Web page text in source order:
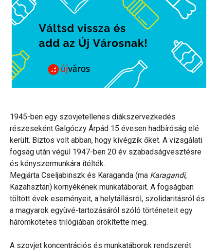
1945-ben egy szovjetellenes diákszervezkedés
részeseként Galgóczy Árpád 15 évesen hadbíróság elé
került. Biztos volt abban, hogy kivégzik őket. A vizsgálati
fogság után végül 1947-ben 20 év szabadságvesztésre
és kényszermunkára ítélték.
Megjárta Cseljabinszk és Karaganda (ma Karagandi,
Kazahsztán) környékének munkatáborait. A fogságban
töltött évek eseményeit, a helytállásról, szolidaritásról és
a magyarok együvé-tartozásáról szóló történeteit egy
háromkötetes trilógiában örökítette meg.
A szovjet koncentrációs és munkatáborok rendszerét